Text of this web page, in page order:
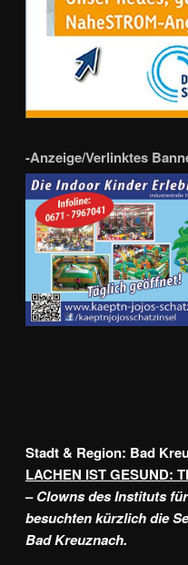
-Anzeige/Verlinktes
Stadt & Region: Bad
LACHEN IST GESUND:
–Clowns des Instituts
besuchten kürzlich die
Bad Kreuznach.